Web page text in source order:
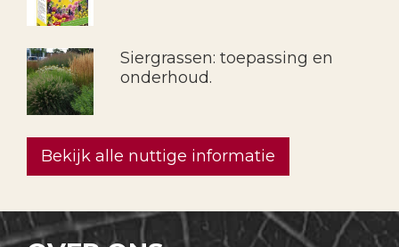
Siergrassen: toepassing en
onderhoud.
Bekijk alle nuttige informatie